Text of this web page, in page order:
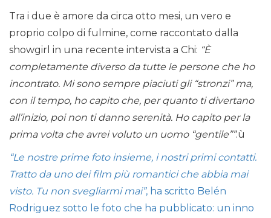
Tra i due è amore da circa otto mesi, un vero e
proprio colpo di fulmine, come raccontato dalla
showgirl in una recente intervista a Chi: “È
completamente diverso da tutte le persone che ho
incontrato. Mi sono sempre piaciuti gli “stronzi” ma,
con il tempo, ho capito che, per quanto ti divertano
all’inizio, poi non ti danno serenità. Ho capito per la
prima volta che avrei voluto un uomo “gentile””.ù
“Le nostre prime foto insieme, i nostri primi contatti.
Tratto da uno dei film più romantici che abbia mai
visto. Tu non svegliarmi mai”, ha scritto Belén
Rodriguez sotto le foto che ha pubblicato: un inno